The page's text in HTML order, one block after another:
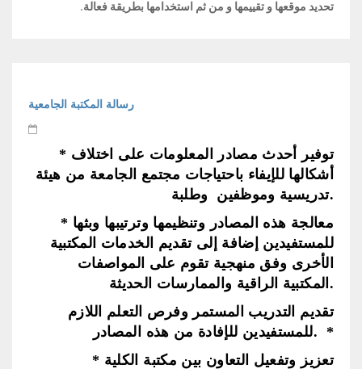
تحديد موقعها و تقييمها و من ثم استخدامها بطريقة فعالة.
رسالة المكتبة الجامعية
* توفير أحدث مصادر المعلومات على اختلاف
أشكالها للإيفاء باحتياجات مجتمع الجامعة من هيئة
تدريسية وموظفين وطلبة.
* معالجة هذه المصادر وتنظيمها وترتيبها وبثها
للمستفيدين إضافة إلى تقديم الخدمات المكتبية
الأخرى وفق منهجية تقوم على المواصفات
المكتبية الراقية والممارسات الحديثة.
تقديم التدريب المستمر وفرص التعلم اللازم
للمستفيدين للإفادة من هذه المصادر. *
* تعزيز وتفعيل التعاون بين مكتبة الكلية